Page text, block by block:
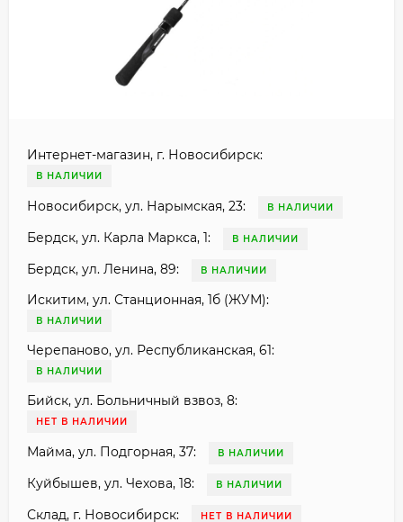
Интернет-магазин, г. Новосибирск:
В НАЛИЧИИ
Новосибирск, ул. Нарымская, 23: В НАЛИЧИИ
Бердск, ул. Карла Маркса, 1: В НАЛИЧИИ
Бердск, ул. Ленина, 89: В НАЛИЧИИ
Искитим, ул. Станционная, 1б (ЖУМ):
В НАЛИЧИИ
Черепаново, ул. Республиканская, 61:
В НАЛИЧИИ
Бийск, ул. Больничный взвоз, 8:
НЕТ В НАЛИЧИИ
Майма, ул. Подгорная, 37: В НАЛИЧИИ
Куйбышев, ул. Чехова, 18: В НАЛИЧИИ
Склад, г. Новосибирск: НЕТ В НАЛИЧИИ